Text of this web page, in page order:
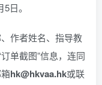
日。
作者姓名、指导教
单截图”信息，连同
hk@hkvaa.hk或联